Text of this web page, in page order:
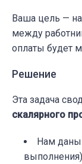
Ваша цель —
между
оплаты будет
Решение
Эта задача
скалярного
Нам даны